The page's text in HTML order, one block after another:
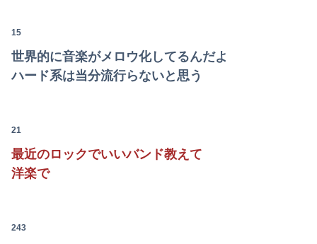
15
世界的に音楽がメロウ化してるんだよ
ハード系は当分流行らないと思う
21
最近のロックでいいバンド教えて
洋楽で
243